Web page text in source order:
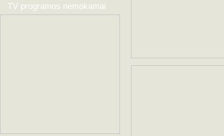
TV programos nemokamai